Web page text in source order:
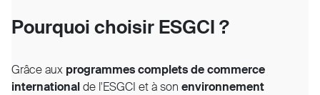
Pourquoi choisir ESGCI ?
Grâce aux programmes complets de commerce
internationalde l'ESGCI et à son environnement